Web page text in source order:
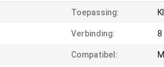
Toepassing:
Verbinding: 8
Compatibel: